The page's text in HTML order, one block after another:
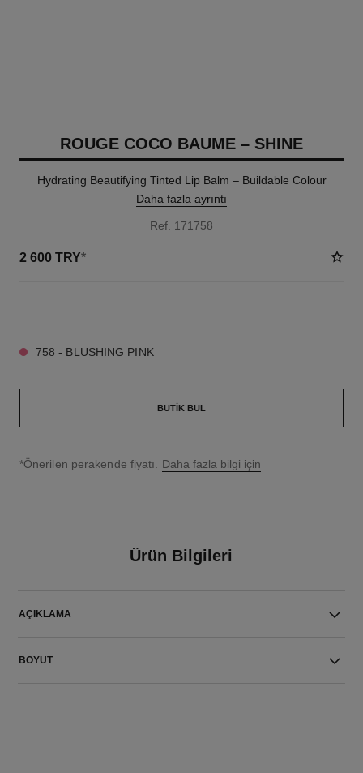
ROUGE COCO BAUME – SHINE
Hydrating Beautifying Tinted Lip Balm – Buildable Colour
Daha fazla ayrıntı
Ref. 171758
2 600 TRY*
758 - BLUSHING PINK
BUTIK BUL
↩
*Önerilen perakende fiyatı. Daha fazla bilgi için
Ürün Bilgileri
AÇIKLAMA
BOYUT